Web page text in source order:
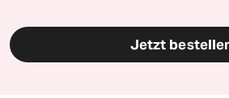
Jetzt